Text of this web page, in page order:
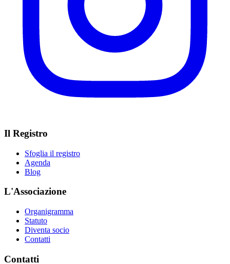
Il Registro
Sfoglia il registro
Agenda
Blog
L'Associazione
Organigramma
Statuto
Diventa socio
Contatti
Contatti